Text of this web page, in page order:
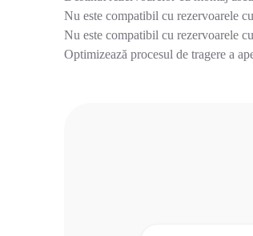
Nu este compatibil cu rezervoarele
Nu este compatibil cu rezervoarele
Optimizează procesul de tragere a